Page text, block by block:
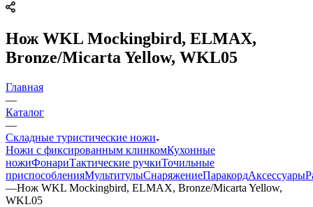
Нож WKL Mockingbird, ELMAX,
Bronze/Micarta Yellow, WKL05
Главная
—
Каталог
—
Складные туристические ножи
Ножи с фиксированным клинкомКухонные
ножиФонариТактические ручкиТочильные
приспособленияМультитулыСнаряжениеПаракордАксессуары
—Нож WKL Mockingbird, ELMAX, Bronze/Micarta Yellow,
WKL05